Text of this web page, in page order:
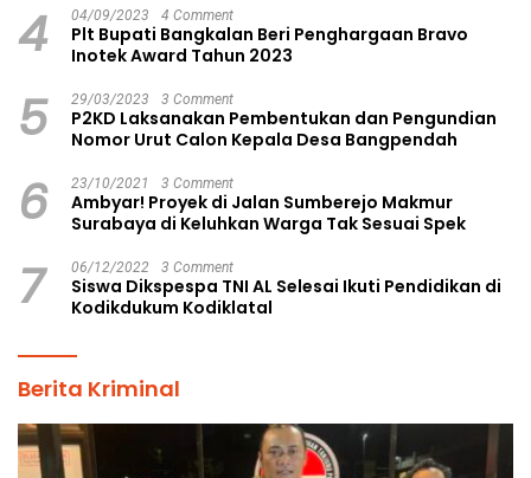
4 04/09/2023 4 Comment
Plt Bupati Bangkalan Beri Penghargaan Bravo
Inotek Award Tahun 2023
5 29/03/2023 3 Comment
P2KD Laksanakan Pembentukan dan Pengundian
Nomor Urut Calon Kepala Desa Bangpendah
6 23/10/2021 3 Comment
Ambyar! Proyek di Jalan Sumberejo Makmur
Surabaya di Keluhkan Warga Tak Sesuai Spek
7 06/12/2022 3 Comment
Siswa Dikspespa TNI AL Selesai Ikuti Pendidikan di
Kodikdukum Kodiklatal
Berita Kriminal